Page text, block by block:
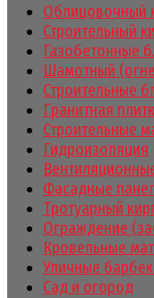
Облицовочный
Строительный
Газобетонные
Шамотный
Строительные
Гранитная
Строительные
Гидроизоляция
Фасадные
Тротуарный
Ограждение
Кровельные
Уличные
Сад и огород